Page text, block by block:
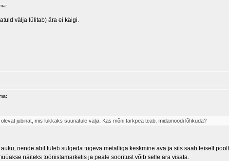
välja lülitab) ära ei käigi.
jubinat, mis lükkaks suunatule välja. Kas mõni tarkpea teab, midamoodi lõhkuda?
nende abil tuleb sulgeda tugeva metalliga keskmine ava ja siis saab teiselt
näiteks tööriistamarketis ja peale sooritust võib selle ära visata.